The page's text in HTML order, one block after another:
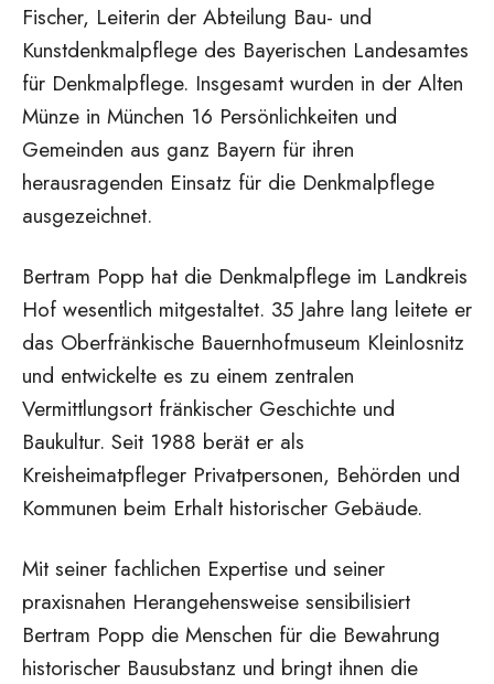
Fischer, Leiterin der Abteilung Bau- und
Kunstdenkmalpflege des Bayerischen Landesamtes
für Denkmalpflege. Insgesamt wurden in der Alten
Münze in München 16 Persönlichkeiten und
Gemeinden aus ganz Bayern für ihren
herausragenden Einsatz für die Denkmalpflege
ausgezeichnet.
Bertram Popp hat die Denkmalpflege im Landkreis
Hof wesentlich mitgestaltet. 35 Jahre lang leitete er
das Oberfränkische Bauernhofmuseum Kleinlosnitz
und entwickelte es zu einem zentralen
Vermittlungsort fränkischer Geschichte und
Baukultur. Seit 1988 berät er als
Kreisheimatpfleger Privatpersonen, Behörden und
Kommunen beim Erhalt historischer Gebäude.
Mit seiner fachlichen Expertise und seiner
praxisnahen Herangehensweise sensibilisiert
Bertram Popp die Menschen für die Bewahrung
historischer Bausubstanz und bringt ihnen die